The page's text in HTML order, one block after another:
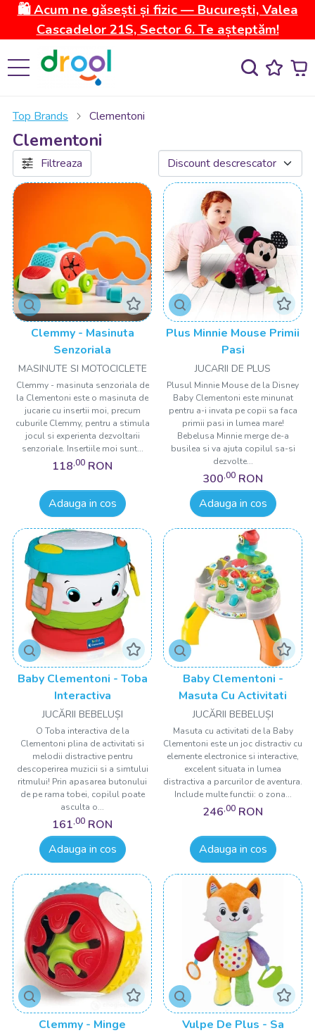
🛍️ Acum ne găsești și fizic — București, Valea
Cascadelor 21S, Sector 6. Te așteptăm!
Top Brands Clementoni
Clementoni
Filtreaza
Clemmy - Masinuta
Senzoriala
MASINUTE SI MOTOCICLETE
Clemmy - masinuta senzoriala de
la Clementoni este o masinuta de
jucarie cu insertii moi, precum
cuburile Clemmy, pentru a stimula
jocul si experienta dezvoltarii
senzoriale. Insertiile moi sunt...
118,00 RON
Adauga in cos
Plus Minnie Mouse Primii
Pasi
JUCARII DE PLUS
Plusul Minnie Mouse de la Disney
Baby Clementoni este minunat
pentru a-i invata pe copii sa faca
primii pasi in lumea mare!
Bebelusa Minnie merge de-a
busilea si va ajuta copilul sa-si
dezvolte...
300,00 RON
Adauga in cos
Baby Clementoni - Toba
Interactiva
JUCĂRII BEBELUȘI
O Toba interactiva de la
Clementoni plina de activitati si
melodii distractive pentru
descoperirea muzicii si a simtului
ritmului! Prin apasarea butonului
de pe rama tobei, copilul poate
asculta o...
161,00 RON
Adauga in cos
Baby Clementoni -
Masuta Cu Activitati
JUCĂRII BEBELUȘI
Masuta cu activitati de la Baby
Clementoni este un joc distractiv cu
elemente electronice si interactive,
excelent situata in lumea
distractiva a parcurilor de aventura.
Include multe functii: o zona...
246,00 RON
Adauga in cos
Clemmy - Minge
Vulpe De Plus - Sa